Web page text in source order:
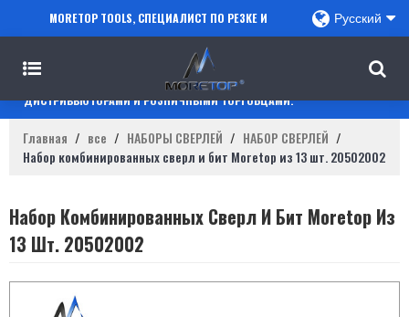
MORETOP TOOLS, СПЕЦИАЛИСТ ПО РЕЗКЕ И
СВЕРЛЕНИЮ, СОТРУДНИЧАЕТ С ПРОДАВЦАМИ
AMAZON, РЕГИОНАЛЬНЫМИ ОПТОВИКАМИ,
ДИСТРИБЬЮТОРАМИ И РОЗНИЧНЫМИ ТОРГОВЦАМИ.
Русский
Главная / все / НАБОРЫ СВЕРЛЕЙ / НАБОР СВЕРЛЕЙ /
Набор комбинированных сверл и бит Moretop из 13 шт. 20502002
Набор Комбинированных Сверл И Бит Moretop Из
13 Шт. 20502002